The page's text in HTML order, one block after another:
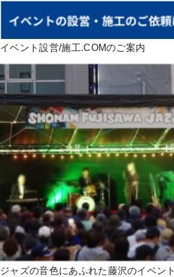
イベント設営/施工.COMのご案内
ジャズの音色にあふれた藤沢のイベント